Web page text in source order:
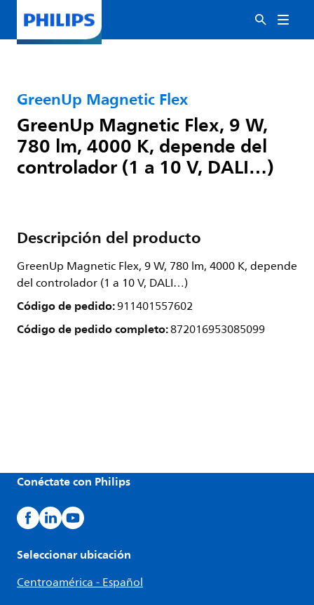
GreenUp Magnetic Flex
GreenUp Magnetic Flex, 9 W,
780 lm, 4000 K, depende del
controlador (1 a 10 V, DALI…)
Descripción del producto
GreenUp Magnetic Flex, 9 W, 780 lm, 4000 K, depende
del controlador (1 a 10 V, DALI…)
Código de pedido:911401557602
Código de pedido completo:872016953085099
Conéctate con Philips
Seleccionar ubicación
Centroamérica - Español